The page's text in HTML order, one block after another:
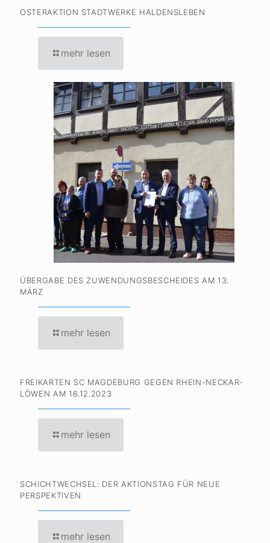
OSTERAKTION STADTWERKE HALDENSLEBEN
mehr lesen
ÜBERGABE DES ZUWENDUNGSBESCHEIDES AM 13.
MÄRZ
mehr lesen
FREIKARTEN SC MAGDEBURG GEGEN RHEIN-NECKAR-
LÖWEN AM 16.12.2023
mehr lesen
SCHICHTWECHSEL: DER AKTIONSTAG FÜR NEUE
PERSPEKTIVEN
mehr lesen